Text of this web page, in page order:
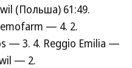
(Польша) 61:49.
— 4. 2.
— 3. 4. Reggio Emilia —
— 2.